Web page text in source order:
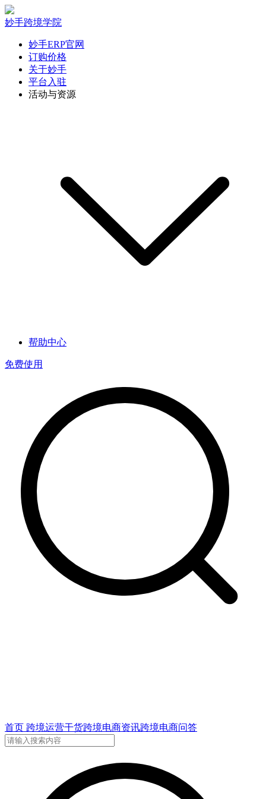
妙手跨境学院
妙手ERP官网
订购价格
关于妙手
平台入驻
活动与资源
帮助中心
免费使用
首页 跨境运营干货跨境电商资讯跨境电商问答